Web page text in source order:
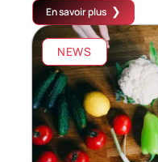
En savoir plus
NEWS